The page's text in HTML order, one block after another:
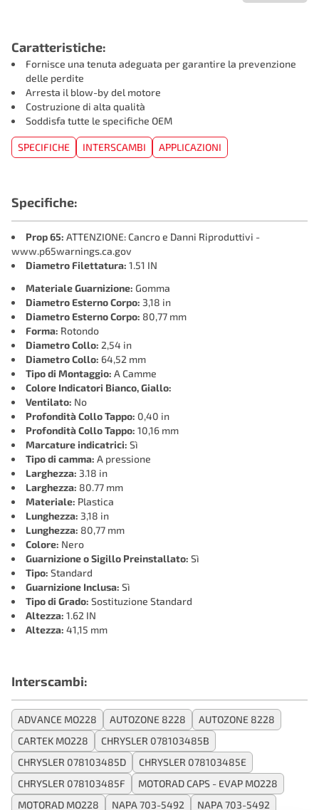
Caratteristiche:
Fornisce una tenuta adeguata per garantire la prevenzione
delle perdite
Arresta il blow-by del motore
Costruzione di alta qualità
Soddisfa tutte le specifiche OEM
SPECIFICHE INTERSCAMBI APPLICAZIONI
Specifiche:
Prop 65: ATTENZIONE: Cancro e Danni Riproduttivi -
www.p65warnings.ca.gov
Diametro Filettatura: 1.51 IN
Materiale Guarnizione: Gomma
Diametro Esterno Corpo: 3,18 in
Diametro Esterno Corpo: 80,77 mm
Forma: Rotondo
Diametro Collo: 2,54 in
Diametro Collo: 64,52 mm
Tipo di Montaggio: A Camme
Colore Indicatori Bianco, Giallo:
Ventilato: No
Profondità Collo Tappo: 0,40 in
Profondità Collo Tappo: 10,16 mm
Marcature indicatrici: Sì
Tipo di camma: A pressione
Larghezza: 3.18 in
Larghezza: 80.77 mm
Materiale: Plastica
Lunghezza: 3,18 in
Lunghezza: 80,77 mm
Colore: Nero
Guarnizione o Sigillo Preinstallato: Sì
Tipo: Standard
Guarnizione Inclusa: Sì
Tipo di Grado: Sostituzione Standard
Altezza: 1.62 IN
Altezza: 41,15 mm
Interscambi:
ADVANCE MO228 AUTOZONE 8228
AUTOZONE 8228
CARTEK MO228
CHRYSLER 078103485B
CHRYSLER 078103485D
CHRYSLER 078103485E
CHRYSLER 078103485F
MOTORAD CAPS - EVAP MO228
MOTORAD MO228
NAPA 703-5492 NAPA 703-5492